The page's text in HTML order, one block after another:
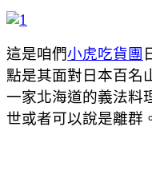
這是咱們小虎吃貨團
點是其面對日本百名
一家北海道的義法料
世或者可以說是離群